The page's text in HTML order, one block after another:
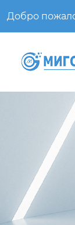
Добро